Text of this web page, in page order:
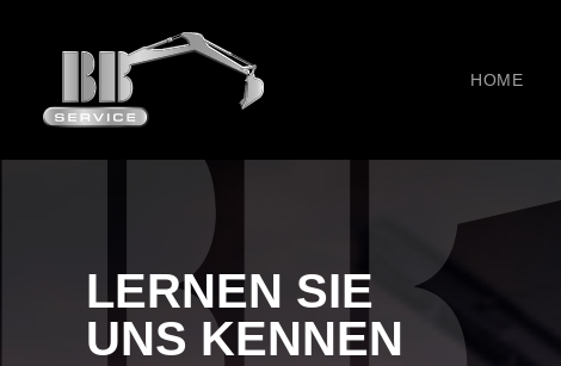
HOME
LERNEN SIE
UNS KENNEN